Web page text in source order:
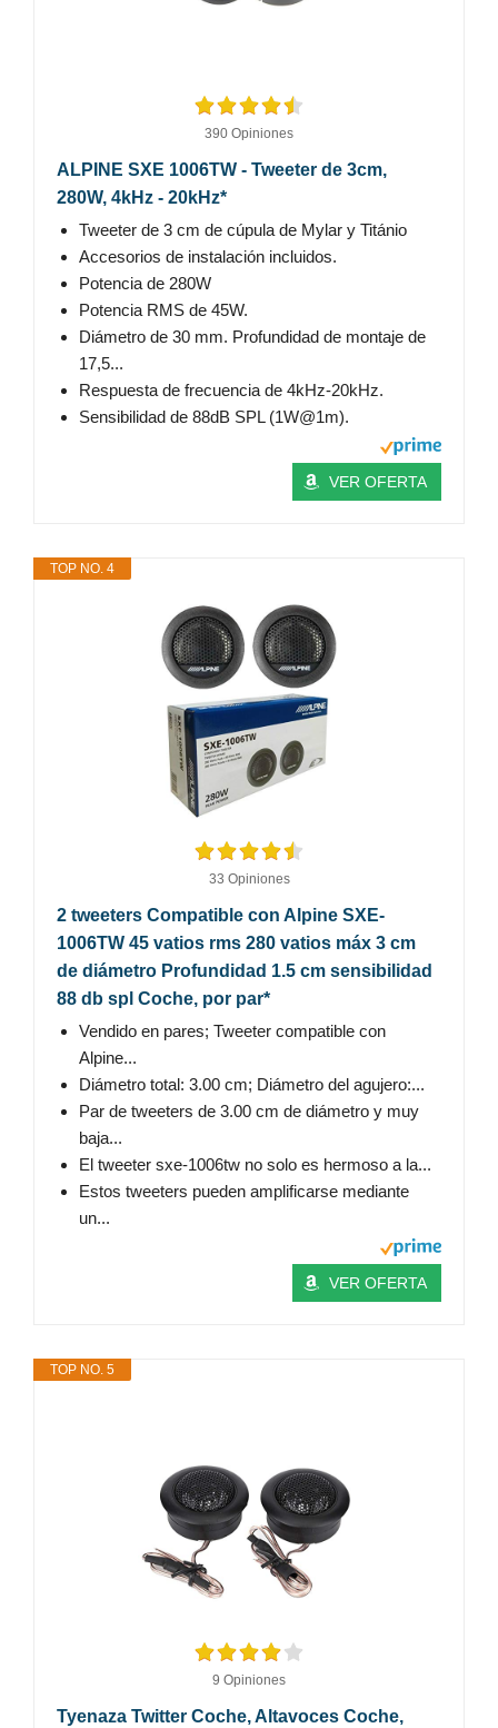
390 Opiniones
ALPINE SXE 1006TW - Tweeter de 3cm,
280W, 4kHz - 20kHz*
Tweeter de 3 cm de cúpula de Mylar y Titánio
Accesorios de instalación incluidos.
Potencia de 280W
Potencia RMS de 45W.
Diámetro de 30 mm. Profundidad de montaje de
17,5...
Respuesta de frecuencia de 4kHz-20kHz.
Sensibilidad de 88dB SPL (1W@1m).
VER OFERTA
TOP NO. 4
33 Opiniones
2 tweeters Compatible con Alpine SXE-
1006TW 45 vatios rms 280 vatios máx 3 cm
de diámetro Profundidad 1.5 cm sensibilidad
88 db spl Coche, por par*
Vendido en pares; Tweeter compatible con
Alpine...
Diámetro total: 3.00 cm; Diámetro del agujero:...
Par de tweeters de 3.00 cm de diámetro y muy
baja...
El tweeter sxe-1006tw no solo es hermoso a la...
Estos tweeters pueden amplificarse mediante
un...
VER OFERTA
TOP NO. 5
9 Opiniones
Tyenaza Twitter Coche, Altavoces Coche,